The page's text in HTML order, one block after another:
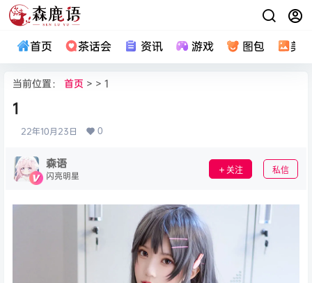
首页 茶话会 资讯 游戏 图包 美
当前位置： 首页 > > 1
1
22年10月23日 0
森语
闪亮明星 关注 私信